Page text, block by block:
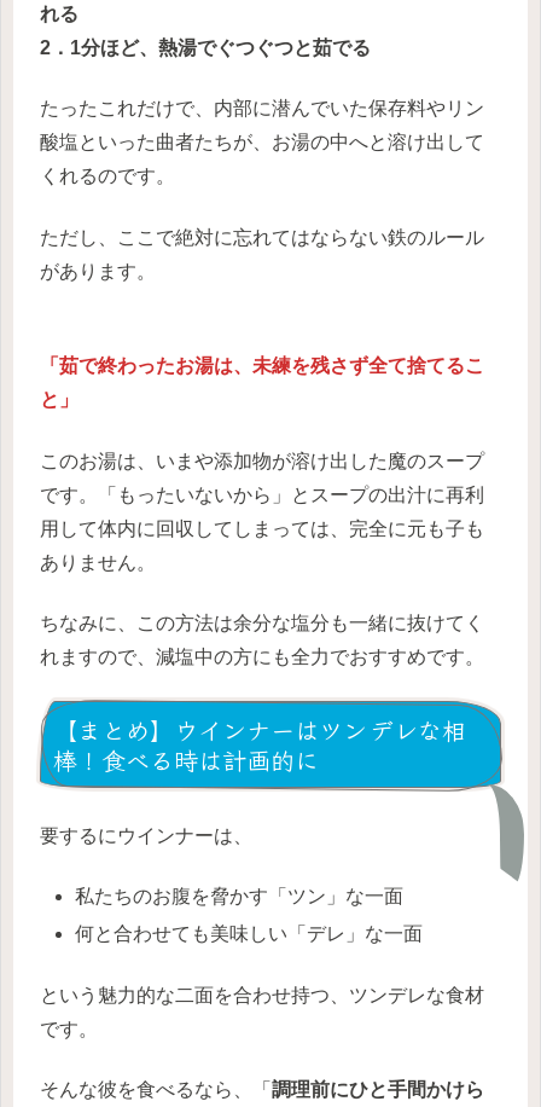
れる
2．1分ほど、熱湯でぐつぐつと茹でる
たったこれだけで、内部に潜んでいた保存料やリン
酸塩といった曲者たちが、お湯の中へと溶け出して
くれるのです。
ただし、ここで絶対に忘れてはならない鉄のルール
があります。
「茹で終わったお湯は、未練を残さず全て捨てるこ
と」
このお湯は、いまや添加物が溶け出した魔のスープ
です。「もったいないから」とスープの出汁に再利
用して体内に回収してしまっては、完全に元も子も
ありません。
ちなみに、この方法は余分な塩分も一緒に抜けてく
れますので、減塩中の方にも全力でおすすめです。
【まとめ】ウインナーはツンデレな相
棒！食べる時は計画的に
要するにウインナーは、
私たちのお腹を脅かす「ツン」な一面
何と合わせても美味しい「デレ」な一面
という魅力的な二面を合わせ持つ、ツンデレな食材
です。
そんな彼を食べるなら、「 調理前にひと手間かけら